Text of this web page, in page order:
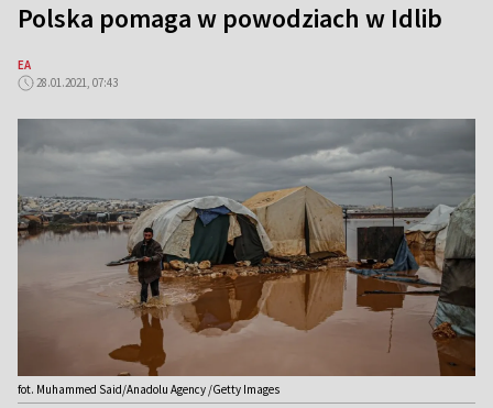
Polska pomaga w powodziach w Idlib
EA
28.01.2021, 07:43
fot. Muhammed Said/Anadolu Agency /Getty Images